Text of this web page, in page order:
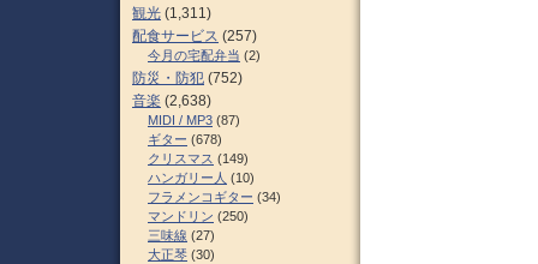
観光 (1,311)
配食サービス (257)
今月の宅配弁当 (2)
防災・防犯 (752)
音楽 (2,638)
MIDI / MP3 (87)
ギター (678)
クリスマス (149)
ハンガリー人 (10)
フラメンコギター (34)
マンドリン (250)
三味線 (27)
大正琴 (30)